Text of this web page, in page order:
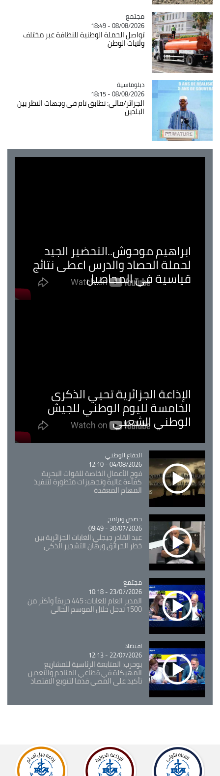
Catégorie
مجتمع
08/08/2026 - 18:49
تواصل الحملة الوطنية للنظافة عبر مختلف
ولايات الوطن
Catégorie
دبلوماسية
08/08/2026 - 18:15
الجزائر/مالي: تطابق تام في وجهات النظر بين
البلدين
ابراهيم موحوش..التحضير الجيد
لحملة الحصاد والدرس اعطى نتائج
قياسية في المحاصيل
الإذاعة الجزائرية تحيي الذكرى
الخامسة لليوم الوطني للجيش
الوطني الشعبي
Catégorie
الدفاع الوطني
04/08/2026 - 12:10
فوج الأعمال الخاصة للقوات البحرية:
كفاءة عالية وتجهيزات متطورة لتنفيذ
المهام المعقدة
Catégorie
حصص وبرامج
30/07/2026 - 09:49
عبد القادر جيجلي:الغابات الجزائرية بين
خطر الحرائق ورهان التشجير الذكي
Catégorie
مجتمع
23/07/2026 - 10:18
المدير العام للغابات: 445 حريقاً وأكثر من
1500 تدخل خلال الموسم الحالي
Catégorie
اقتصاد
22/07/2026 - 12:13
بوحرب: المتابعة الرئاسية للمشاريع
المهيكلة في قطاعي المناجم والتعدين
تأكيد على المضي قدما لتنويع الاقتصاد